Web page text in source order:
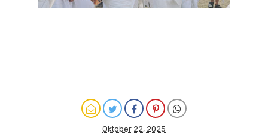
Oktober 22, 2025